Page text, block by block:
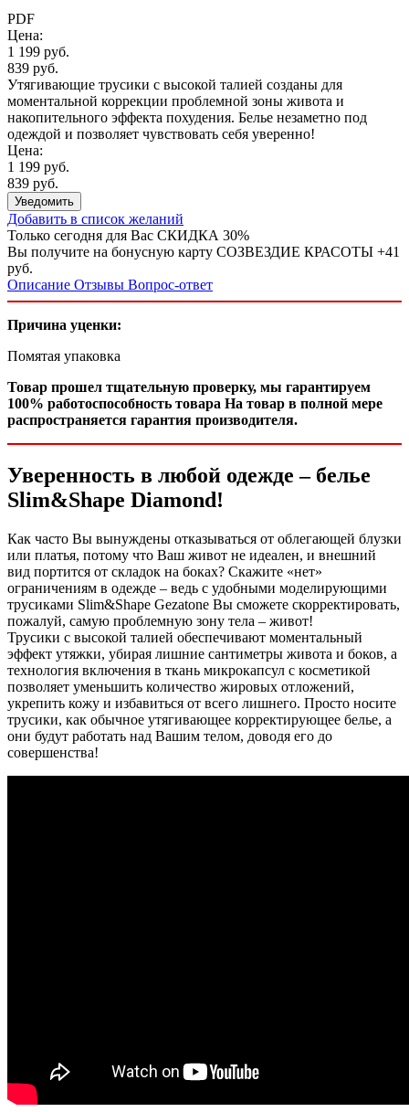
PDF
Цена:
1 199 руб.
839 руб.
Утягивающие трусики с высокой талией созданы для
моментальной коррекции проблемной зоны живота и
накопительного эффекта похудения. Белье незаметно под
одеждой и позволяет чувствовать себя уверенно!
Цена:
1 199 руб.
839 руб.
Уведомить
Добавить в список желаний
Только сегодня для Вас СКИДКА 30%
Вы получите на бонусную карту СОЗВЕЗДИЕ КРАСОТЫ +41
руб.
Описание Отзывы Вопрос-ответ
Причина уценки:
Помятая упаковка
Товар прошел тщательную проверку, мы гарантируем
100% работоспособность товара На товар в полной мере
распространяется гарантия производителя.
Уверенность в любой одежде – белье
Slim&Shape Diamond!
Как часто Вы вынуждены отказываться от облегающей блузки
или платья, потому что Ваш живот не идеален, и внешний
вид портится от складок на боках? Скажите «нет»
ограничениям в одежде – ведь с удобными моделирующими
трусиками Slim&Shape Gezatone Вы сможете скорректировать,
пожалуй, самую проблемную зону тела – живот!
Трусики с высокой талией обеспечивают моментальный
эффект утяжки, убирая лишние сантиметры живота и боков, а
технология включения в ткань микрокапсул с косметикой
позволяет уменьшить количество жировых отложений,
укрепить кожу и избавиться от всего лишнего. Просто носите
трусики, как обычное утягивающее корректирующее белье, а
они будут работать над Вашим телом, доводя его до
совершенства!